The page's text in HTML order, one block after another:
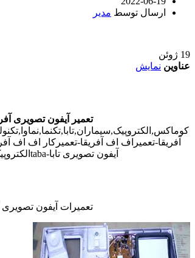
ارسال توسط مدیر
19 ژوئن
عناوین نمایش
تعمیر آیفون تصویری
آفریقا-تعمیراف اف آفریقا-تعمیرکار اف اف
آیفون تصویری تابا-tabaالکتروپیک,سیماران-simaran-کوماکس commax-کامکس camax-سوزوکی suzuki-آلدو ALDO در آفریقا-تعمیرات آیفون تصویری خیابان و محله. آفریقا.
تعمیرات آیفون تصویری